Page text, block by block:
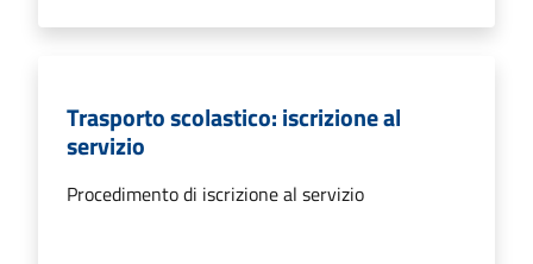
Trasporto scolastico: iscrizione al
servizio
Procedimento di iscrizione al servizio